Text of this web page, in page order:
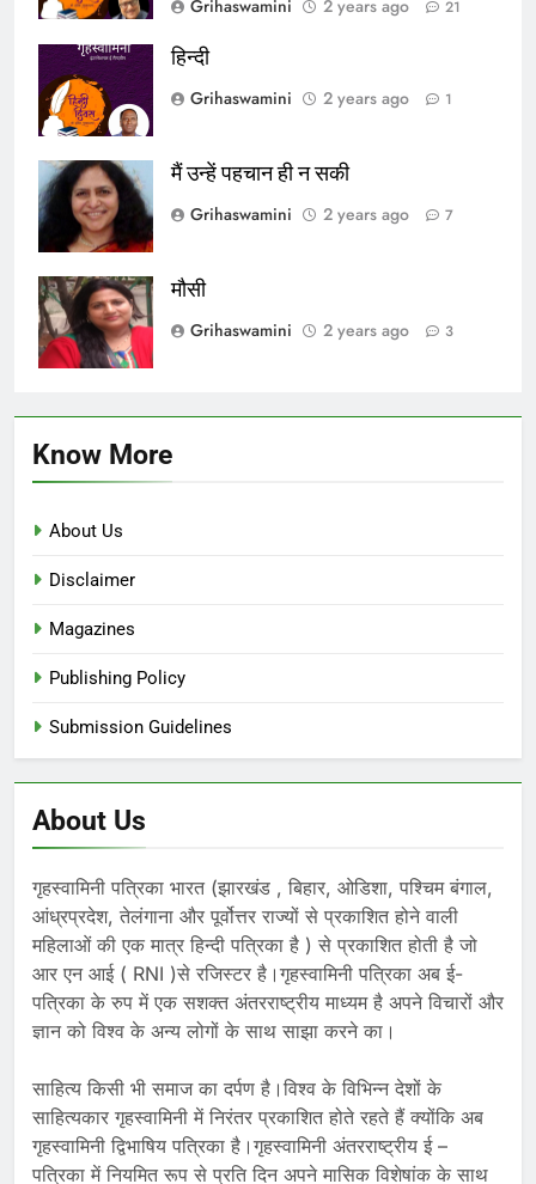
Grihaswamini 2 years ago 21
हिन्दी
Grihaswamini
2 years ago 1
मैं उन्हें पहचान ही न सकी
Grihaswamini
2 years ago 7
मौसी
Grihaswamini
2 years ago 3
Know More
About Us
Disclaimer
Magazines
Publishing Policy
Submission Guidelines
About Us
गृहस्वामिनी पत्रिका भारत (झारखंड , बिहार, ओडिशा, पश्चिम बंगाल,
आंध्रप्रदेश, तेलंगाना और पूर्वोत्तर राज्यों से प्रकाशित होने वाली
महिलाओं की एक मात्र हिन्दी पत्रिका है ) से प्रकाशित होती है जो
आर एन आई ( RNI )से रजिस्टर है।गृहस्वामिनी पत्रिका अब ई-
पत्रिका के रुप में एक सशक्त अंतरराष्ट्रीय माध्यम है अपने विचारों और
ज्ञान को विश्व के अन्य लोगों के साथ साझा करने का।
साहित्य किसी भी समाज का दर्पण है।विश्व के विभिन्न देशों के
साहित्यकार गृहस्वामिनी में निरंतर प्रकाशित होते रहते हैं क्योंकि अब
गृहस्वामिनी द्विभाषिय पत्रिका है।गृहस्वामिनी अंतरराष्ट्रीय ई –
पत्रिका में नियमित रूप से प्रति दिन अपने मासिक विशेषांक के साथ